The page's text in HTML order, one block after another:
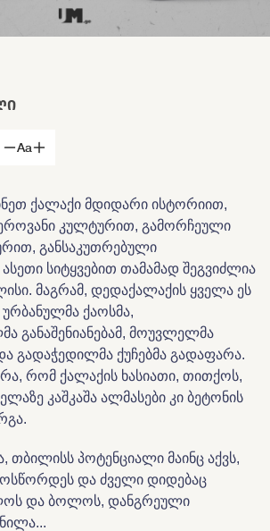
ქალაქი მდიდარი ისტორიით,
კულტურით, გამორჩეული
განსაკუთრებული
სიტყვებით თამამად შეგვიძლია
მაგრამ, დედაქალაქის ყველა ეს
ქაოსმა,
განაშენიანებამ, მოუვლელმა
გადაჭედილმა ქუჩებმა გადაფარა.
რომ ქალაქის ხასიათი, თითქოს,
კაშკაშა ალმასები კი ბეტონის
თბილისს პოტენციალი მაინც აქვს,
და ძველი დიდებაც
და ბოლოს, დანგრეული
Aa